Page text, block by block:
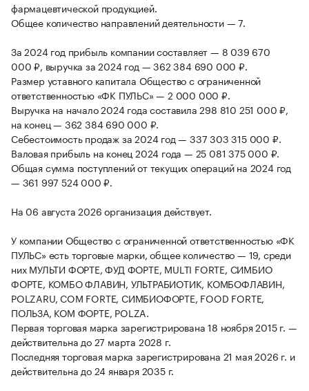
фармацевтической продукцией.
Общее количество направлений деятельности — 7.
За 2024 год прибыль компании составляет — 8 039 670
000 ₽, выручка за 2024 год — 362 384 690 000 ₽.
Размер уставного капитала Общество с ограниченной
ответственностью «ФК ПУЛЬС» — 2 000 000 ₽.
Выручка на начало 2024 года составила 298 810 251 000 ₽,
на конец — 362 384 690 000 ₽.
Себестоимость продаж за 2024 год — 337 303 315 000 ₽.
Валовая прибыль на конец 2024 года — 25 081 375 000 ₽.
Общая сумма поступлений от текущих операций на 2024 год
— 361 997 524 000 ₽.
На 06 августа 2026 организация действует.
У компании Общество с ограниченной ответственностью «ФК
ПУЛЬС» есть торговые марки, общее количество — 19, среди
них МУЛЬТИ ФОРТЕ, ФУД ФОРТЕ, MULTI FORTE, СИМБИО
ФОРТЕ, КОМБО ФЛАВИН, УЛЬТРАБИОТИК, КОМБОФЛАВИН,
POLZARU, COM FORTE, СИМБИОФОРТЕ, FOOD FORTE,
ПОЛЬЗА, КОМ ФОРТЕ, POLZA.
Первая торговая марка зарегистрирована 18 ноября 2015 г. —
действительна до 27 марта 2028 г.
Последняя торговая марка зарегистрирована 21 мая 2026 г. и
действительна до 24 января 2035 г.